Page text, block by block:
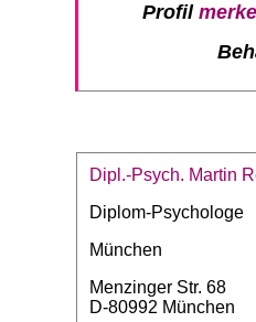
Profil
Dipl.-Psych. Martin
Diplom-Psychologe
München
Menzinger Str. 68
D-80992 München